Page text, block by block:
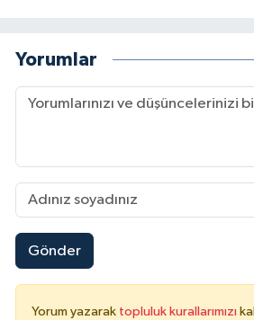
Yorumlar
Gönder
Yorum yazarak topluluk kurallarımızı